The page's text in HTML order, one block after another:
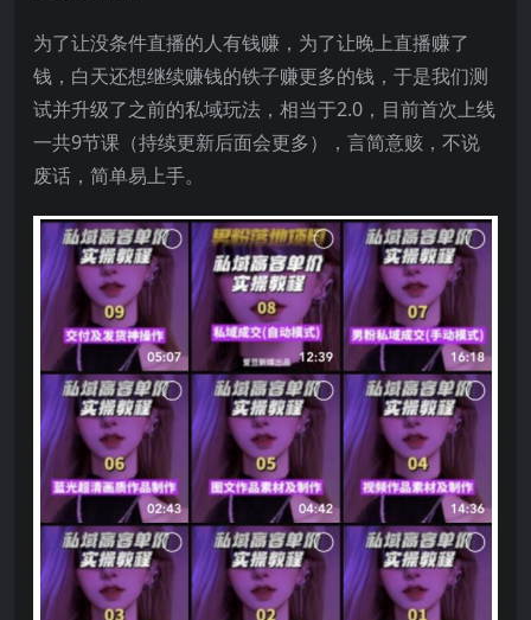
为了让没条件直播的人有钱赚，为了让晚上直播赚了
钱，白天还想继续赚钱的铁子赚更多的钱，于是我们测
试并升级了之前的私域玩法，相当于2.0，目前首次上线
一共9节课（持续更新后面会更多），言简意赅，不说
废话，简单易上手。